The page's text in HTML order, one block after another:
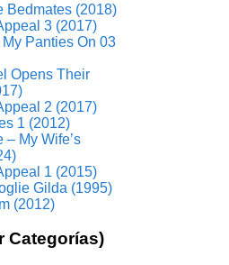
Bedmates (2018)
3 (2017)
Panties On 03
Opens Their
2 (2017)
1 (2012)
– My Wife’s
1 (2015)
Gilda (1995)
(2012)
Categorías)